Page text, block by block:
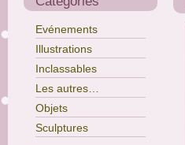
Evénements
Illustrations
Inclassables
Les autres…
Objets
Sculptures